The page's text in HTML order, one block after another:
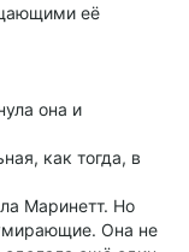
её
она и
как тогда, в
Маринетт. Но
Она не